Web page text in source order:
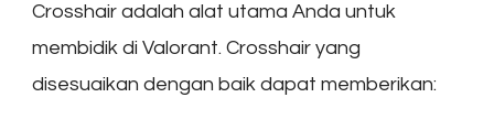
Crosshair adalah alat utama Anda untuk
membidik di Valorant. Crosshair yang
disesuaikan dengan baik dapat memberikan: